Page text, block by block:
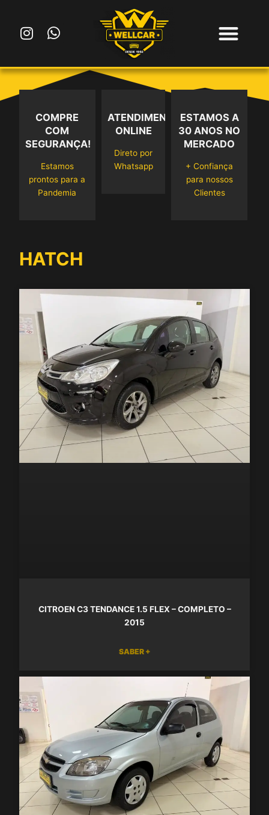
I
n
t
a
m
W
h
t
s
p
p
COMPRE
COM
SEGURANÇA!
Estamos
prontos para a
Pandemia
ATENDIMENTO
ONLINE
Direto por
Whatsapp
ESTAMOS A
30 ANOS NO
MERCADO
+ Confiança
para nossos
Clientes
HATCH
CITROEN C3 TENDANCE 1.5 FLEX – COMPLETO –
2015
SABER +